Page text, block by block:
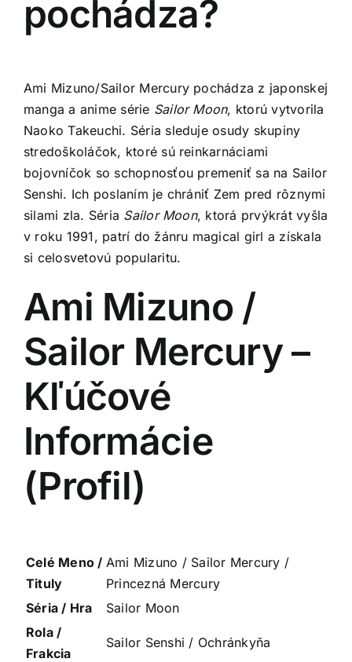
pochádza?
Ami Mizuno/Sailor Mercury pochádza z japonskej
manga a anime série Sailor Moon, ktorú vytvorila
Naoko Takeuchi. Séria sleduje osudy skupiny
stredoškoláčok, ktoré sú reinkarnáciami
bojovníčok so schopnosťou premeniť sa na Sailor
Senshi. Ich poslaním je chrániť Zem pred rôznymi
silami zla. Séria Sailor Moon, ktorá prvýkrát vyšla
v roku 1991, patrí do žánru magical girl a získala
si celosvetovú popularitu.
Ami Mizuno /
Sailor Mercury –
Kľúčové
Informácie
(Profil)
Celé Meno /
Tituly
Ami Mizuno / Sailor Mercury /
Princezná Mercury
Séria / Hra
Sailor Moon
Rola /
Frakcia
Sailor Senshi / Ochránkyňa